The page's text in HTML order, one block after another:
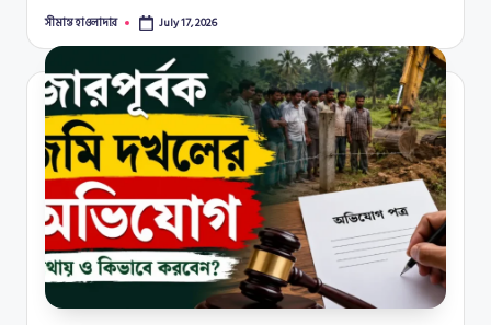
Posted
সীমান্ত হাওলাদার July 17, 2026